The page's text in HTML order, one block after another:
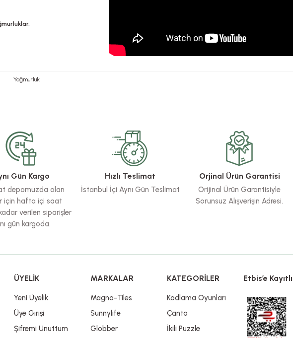
Yağmurluk
Gün Kargo
depomuzda olan
için hafta içi saat
verilen siparişler
gün kargoda.
Hızlı Teslimat
İstanbul İçi Aynı Gün Teslimat
Orjinal Ürün Garantisi
Orijinal Ürün Garantisiyle
Sorunsuz Alışverişin Adresi.
ÜYELİK
Yeni Üyelik
Üye Girişi
Şifremi Unuttum
MARKALAR
Magna-Tiles
Sunnylife
Globber
KATEGORİLER
Kodlama Oyunları
Çanta
İkili Puzzle
Etbis’e